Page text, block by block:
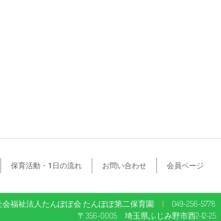
保育活動・1日の流れ お問い合わせ 会員ページ
会福祉法人たんぽぽ会 たんぽぽ第二保育園
049-256-5778
〒356-0005 埼玉県ふじみ野市西2-12-25